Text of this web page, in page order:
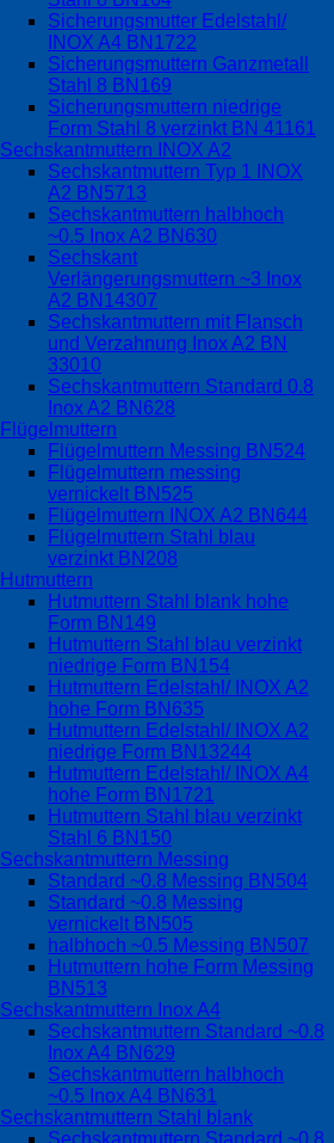
Sicherungsmutter Edelstahl/
INOX A4 BN1722
Sicherungsmuttern Ganzmetall
Stahl 8 BN169
Sicherungsmuttern niedrige
Form Stahl 8 verzinkt BN 41161
Sechskantmuttern INOX A2
Sechskantmuttern Typ 1 INOX
A2 BN5713
Sechskantmuttern halbhoch
~0.5 Inox A2 BN630
Sechskant
Verlängerungsmuttern ~3 Inox
A2 BN14307
Sechskantmuttern mit Flansch
und Verzahnung Inox A2 BN
33010
Sechskantmuttern Standard 0.8
Inox A2 BN628
Flügelmuttern
Flügelmuttern Messing BN524
Flügelmuttern messing
vernickelt BN525
Flügelmuttern INOX A2 BN644
Flügelmuttern Stahl blau
verzinkt BN208
Hutmuttern
Hutmuttern Stahl blank hohe
Form BN149
Hutmuttern Stahl blau verzinkt
niedrige Form BN154
Hutmuttern Edelstahl/ INOX A2
hohe Form BN635
Hutmuttern Edelstahl/ INOX A2
niedrige Form BN13244
Hutmuttern Edelstahl/ INOX A4
hohe Form BN1721
Hutmuttern Stahl blau verzinkt
Stahl 6 BN150
Sechskantmuttern Messing
Standard ~0.8 Messing BN504
Standard ~0.8 Messing
vernickelt BN505
halbhoch ~0.5 Messing BN507
Hutmuttern hohe Form Messing
BN513
Sechskantmuttern Inox A4
Sechskantmuttern Standard ~0.8
Inox A4 BN629
Sechskantmuttern halbhoch
~0.5 Inox A4 BN631
Sechskantmuttern Stahl blank
Sechskantmuttern Standard ~0.8